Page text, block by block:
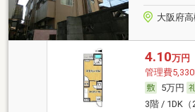
大阪府
4.10万円
管理費
5万円
3階 / 1DK（